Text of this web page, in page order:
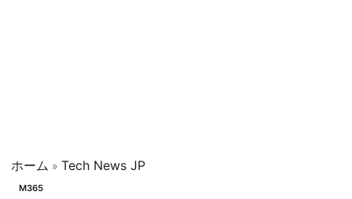
ホーム » Tech News JP
M365